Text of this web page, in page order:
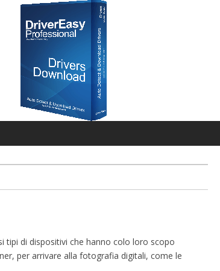
tipi di dispositivi che hanno colo loro scopo
per arrivare alla fotografia digitali, come le